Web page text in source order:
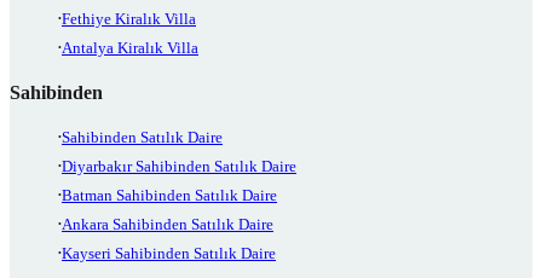
Fethiye Kiralık Villa
Antalya Kiralık Villa
Sahibinden
Sahibinden Satılık Daire
Diyarbakır Sahibinden Satılık Daire
Batman Sahibinden Satılık Daire
Ankara Sahibinden Satılık Daire
Kayseri Sahibinden Satılık Daire